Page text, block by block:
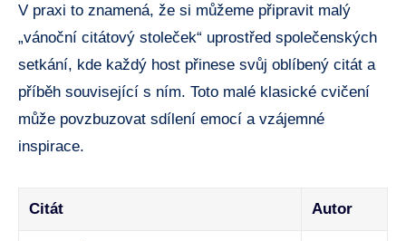
V praxi to znamená, že si můžeme připravit malý
„vánoční citátový stoleček“ uprostřed společenských
setkání, kde každý host přinese svůj oblíbený citát a
příběh související s ním. Toto malé klasické cvičení
může povzbuzovat sdílení emocí a vzájemné
inspirace.
Citát Autor